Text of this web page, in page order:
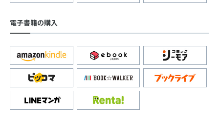
電子書籍の購入